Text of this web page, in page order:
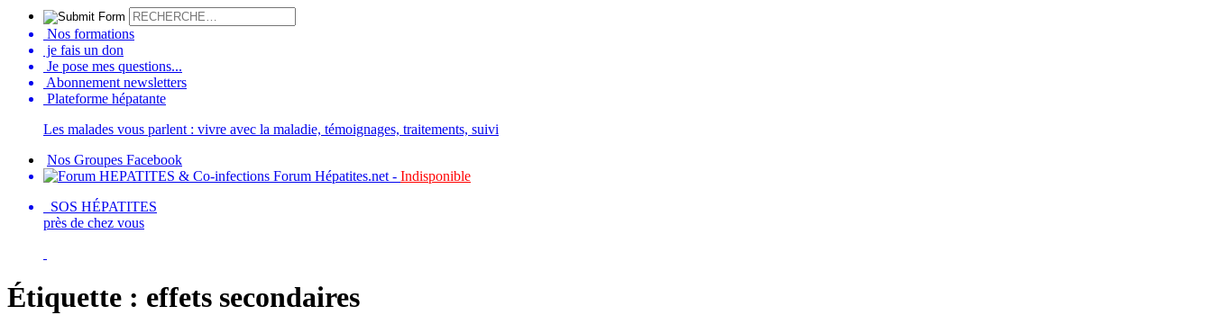
Nos formations
je fais un don
Je pose mes questions...
Abonnement newsletters
Plateforme hépatante
Les malades vous parlent : vivre avec la maladie, témoignages, traitements, suivi
Nos Groupes Facebook
Forum Hépatites.net - Indisponible
SOS HÉPATITES
près de chez vous
Étiquette : effets secondaires